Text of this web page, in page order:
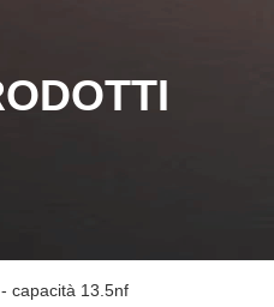
capacità 13.5nf